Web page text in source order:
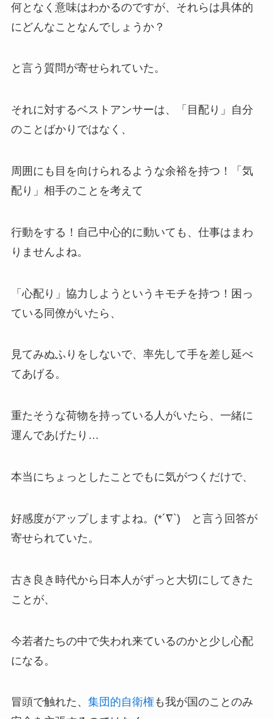
何となく意味はわかるのですが、それらは具体的
にどんなことなんでしょうか？
と言う質問が寄せられていた。
それに対するベストアンサーは、「目配り」自分
のことばかりではなく、
周囲にも目を向けられるような余裕を持つ！「気
配り」相手のことを考えて
行動をする！自己中心的に動いても、仕事はまわ
りませんよね。
「心配り」協力しようというキモチを持つ！困っ
ている同僚がいたら、
見てみぬふりをしないで、率先して手を差し延べ
てあげる。
重たそうな荷物を持っている人がいたら、一緒に
運んであげたり…
本当にちょっとしたことでもに気がつくだけで、
好感度がアップしますよね。(*´∇`) と言う回答が
寄せられていた。
古き良き時代から日本人がずっと大切にしてきた
ことが、
今若者たちの中で失われ来ているのかと少し心配
になる。
冒頭で触れた、 集団的自衛権も我が国のことのみ